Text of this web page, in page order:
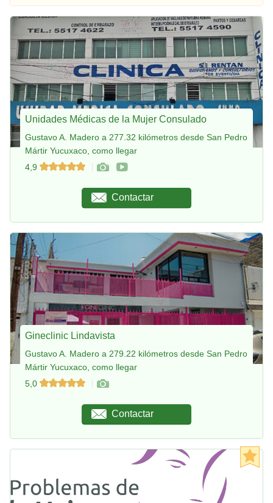
Unidades Médicas de la Mujer Consulado
Gustavo A. Madero a 277.32 kilómetros desde San Pedro
Mártir Yucuxaco, como llegar
4,9
Contactar
Gineclinic Lindavista
Gustavo A. Madero a 279.22 kilómetros desde San Pedro
Mártir Yucuxaco, como llegar
5,0
Contactar